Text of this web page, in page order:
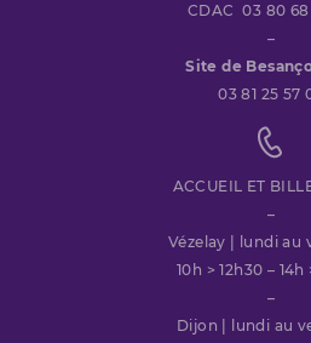
CDAC 03 80 68
–
Site de
03 81 25 57
ACCUEIL ET
–
Vézelay | lundi au
10h > 12h30 – 14h
–
Dijon | lundi au